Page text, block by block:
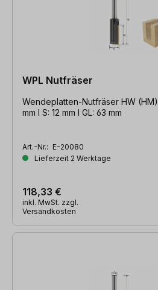
WPL Nutfräser
Wendeplatten-Nutfräser HW (HM)
mm l S: 12 mm l GL: 63 mm
Art.-Nr.: E-20080
Lieferzeit 2 Werktage
118,33 €
inkl. MwSt. zzgl.
Versandkosten